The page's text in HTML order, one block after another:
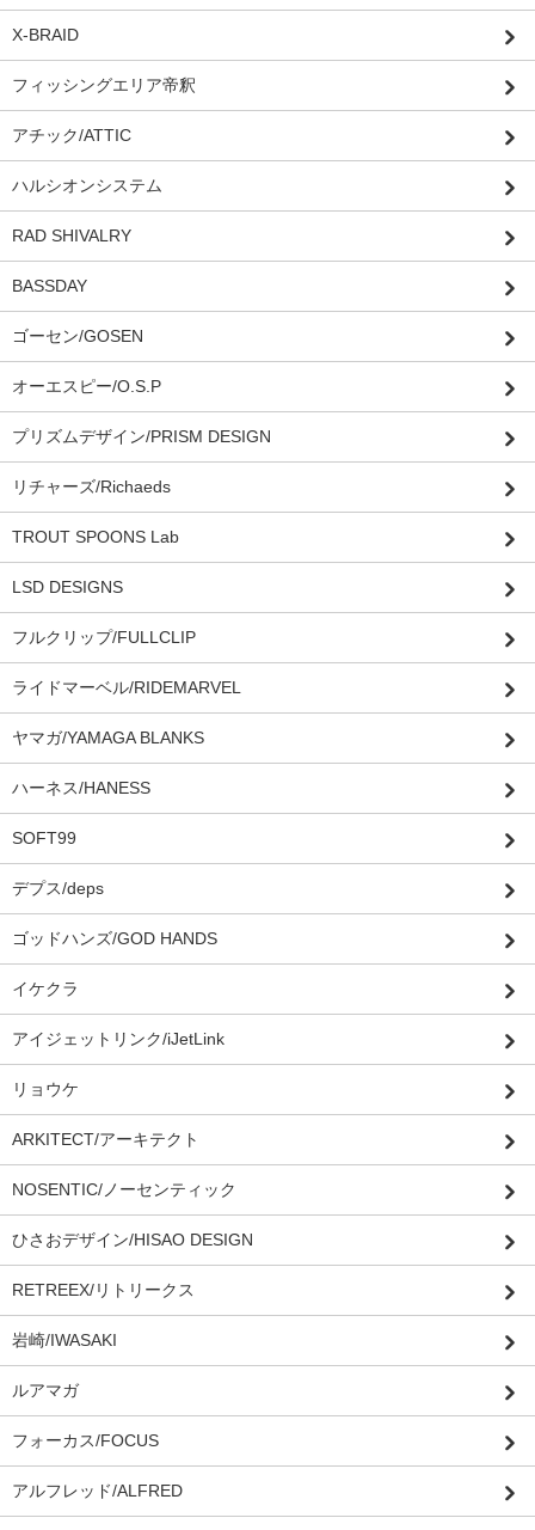
X-BRAID
フィッシングエリア帝釈
アチック/ATTIC
ハルシオンシステム
RAD SHIVALRY
BASSDAY
ゴーセン/GOSEN
オーエスピー/O.S.P
プリズムデザイン/PRISM DESIGN
リチャーズ/Richaeds
TROUT SPOONS Lab
LSD DESIGNS
フルクリップ/FULLCLIP
ライドマーベル/RIDEMARVEL
ヤマガ/YAMAGA BLANKS
ハーネス/HANESS
SOFT99
デプス/deps
ゴッドハンズ/GOD HANDS
イケクラ
アイジェットリンク/iJetLink
リョウケ
ARKITECT/アーキテクト
NOSENTIC/ノーセンティック
ひさおデザイン/HISAO DESIGN
RETREEX/リトリークス
岩崎/IWASAKI
ルアマガ
フォーカス/FOCUS
アルフレッド/ALFRED